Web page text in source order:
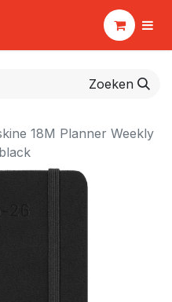
Zoeken
18M Planner Weekly